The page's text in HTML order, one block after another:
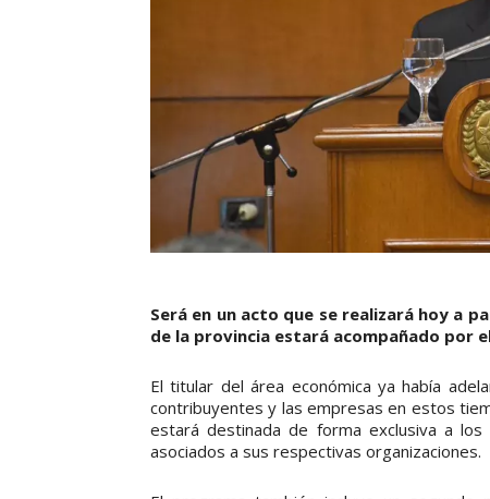
Será en un acto que se realizará hoy a
de la provincia estará acompañado por
El titular del área económica ya había
contribuyentes y las empresas en estos
estará destinada de forma exclusiva a
asociados a sus respectivas organizaciones.